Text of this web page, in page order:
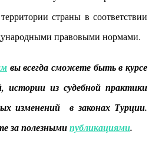
страны в соответствии
правовыми нормами.
вы всегда сможете быть в курсе
истории из судебной практики
изменений в законах Турции.
за полезнымипубликациями.